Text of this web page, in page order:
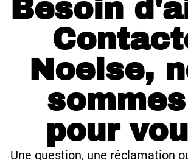
Besoin
Noelse,
pour
Une question, une réclamation